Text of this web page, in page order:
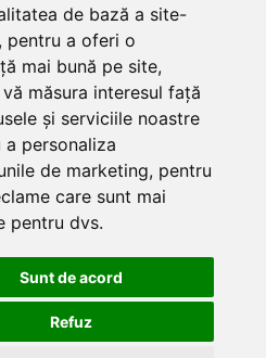
de bază a site-
, pentru a oferi o
mai bună pe site,
măsura interesul față
și serviciile noastre
a personaliza
de marketing, pentru
care sunt mai
pentru dvs.
Sunt de acord
Refuz
5, Bucuresti
13176/1991